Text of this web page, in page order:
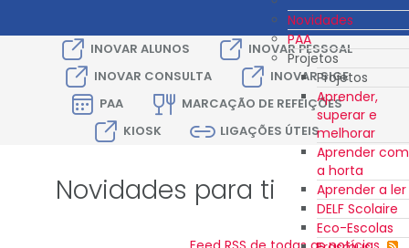
Novidades
PAA
Projetos
Projetos
Aprender,
superar e
melhorar
Aprender com
a horta
Aprender a ler
DELF Scolaire
Eco-Escolas
INOVAR ALUNOS
INOVAR PESSOAL
INOVAR CONSULTA
INOVAR SIGE
PAA
MARCAÇÃO DE REFEIÇÕES
KIOSK
LIGAÇÕES ÚTEIS
Novidades para ti